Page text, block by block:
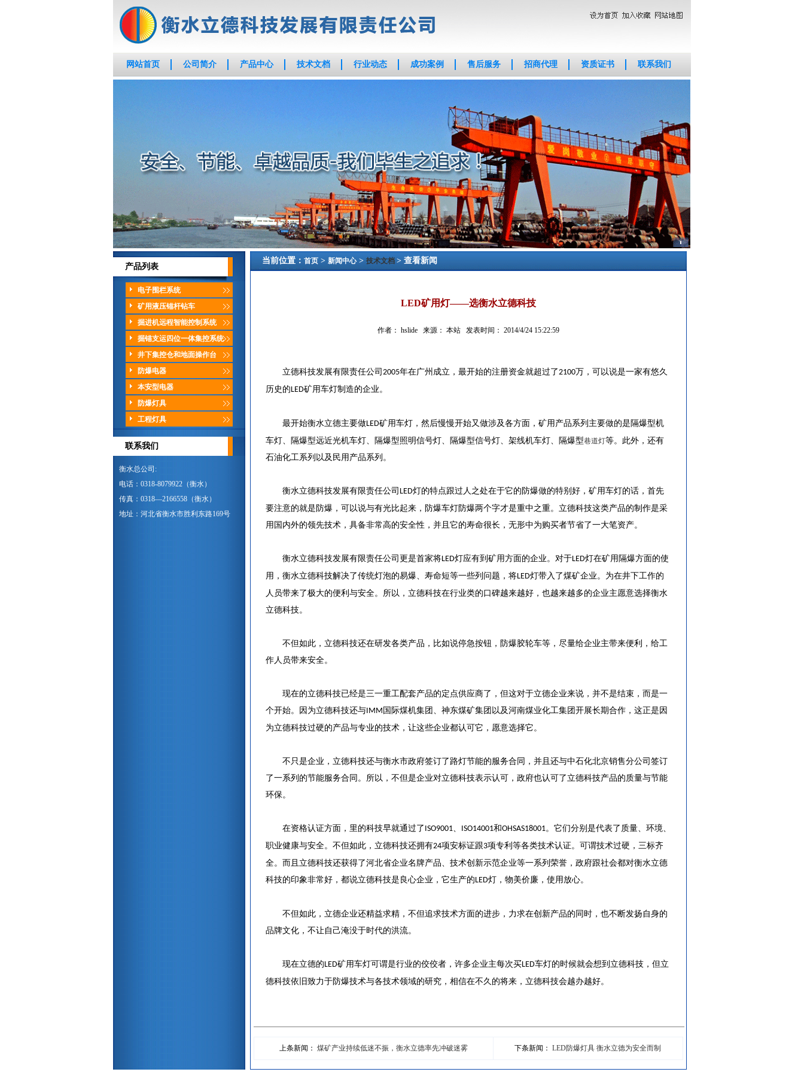
网站首页 公司简介 产品中心 技术文档 行业动态 成功案例 售后服务 招商代理 资质证书 联系我们
产品列表
电子围栏系统
矿用液压锚杆钻车
掘进机远程智能控制系统
掘锚支运四位一体集控系统
井下集控仓和地面操作台
防爆电器
本安型电器
防爆灯具
工程灯具
联系我们
衡水总公司:
电话：0318-8079922（衡水）
传真：0318—2166558（衡水）
地址：河北省衡水市胜利东路169号
当前位置： 首页> 新闻中心> 技术文档 > 查看新闻
LED矿用灯——选衡水立德科技
作者： hslide 来源： 本站 发表时间： 2014/4/24 15:22:59
立德科技发展有限责任公司 2005年在广州成立，最开始的注册资金就超过了2100万，可以说是一家有悠久
历史的LED矿用车灯制造的企业。
最开始衡水立德主要做LED矿用车灯，然后慢慢开始又做涉及各方面，矿用产品系列主要做的是隔爆型机
车灯、隔爆型远近光机车灯、隔爆型照明信号灯、隔爆型信号灯、架线机车灯、隔爆型巷道灯等。此外，还有
石油化工系列以及民用产品系列。
衡水立德科技发展有限责任公司 LED灯的特点跟过人之处在于它的防爆做的特别好，矿用车灯的话，首先
要注意的就是防爆，可以说与有光比起来，防爆车灯防爆两个字才是重中之重。立德科技这类产品的制作是采
用国内外的领先技术，具备非常高的安全性，并且它的寿命很长，无形中为购买者节省了一大笔资产。
衡水立德科技发展有限责任公司更是首家将LED灯应有到矿用方面的企业。对于LED灯在矿用隔爆方面的使
用，衡水立德科技解决了传统灯泡的易爆、寿命短等一些列问题，将LED灯带入了煤矿企业。为在井下工作的
人员带来了极大的便利与安全。所以，立德科技在行业类的口碑越来越好，也越来越多的企业主愿意选择衡水
立德科技。
不但如此，立德科技还在研发各类产品，比如说停急按钮，防爆胶轮车等，尽量给企业主带来便利，给工
作人员带来安全。
现在的立德科技已经是三一重工配套产品的定点供应商了，但这对于立德企业来说，并不是结束，而是一
个开始。因为立德科技还与IMM 国际煤机集团、神东煤矿集团以及河南煤业化工集团开展长期合作，这正是因
为立德科技过硬的产品与专业的技术，让这些企业都认可它，愿意选择它。
不只是企业，立德科技还与衡水市政府签订了路灯节能的服务合同，并且还与中石化北京销售分公司签订
了一系列的节能服务合同。所以，不但是企业对立德科技表示认可，政府也认可了立德科技产品的质量与节能
环保。
在资格认证方面，里的科技早就通过了 ISO9001、 ISO14001和OHSAS18001。它们分别是代表了质量、环境、
职业健康与安全。不但如此，立德科技还拥有24项安标证跟3项专利等各类技术认证。可谓技术过硬，三标齐
全。而且立德科技还获得了河北省企业名牌产品、技术创新示范企业等一系列荣誉，政府跟社会都对衡水立德
科技的印象非常好，都说立德科技是良心企业，它生产的LED灯，物美价廉，使用放心。
不但如此，立德企业还精益求精，不但追求技术方面的进步，力求在创新产品的同时，也不断发扬自身的
品牌文化，不让自己淹没于时代的洪流。
现在立德的LED矿用车灯可谓是行业的佼佼者，许多企业主每次买LED车灯的时候就会想到立德科技，但立
德科技依旧致力于防爆技术与各技术领域的研究，相信在不久的将来，立德科技会越办越好。
上条新闻： 煤矿产业持续低迷不振，衡水立德率先冲破迷雾 下条新闻： LED防爆灯具 衡水立德为安全而制